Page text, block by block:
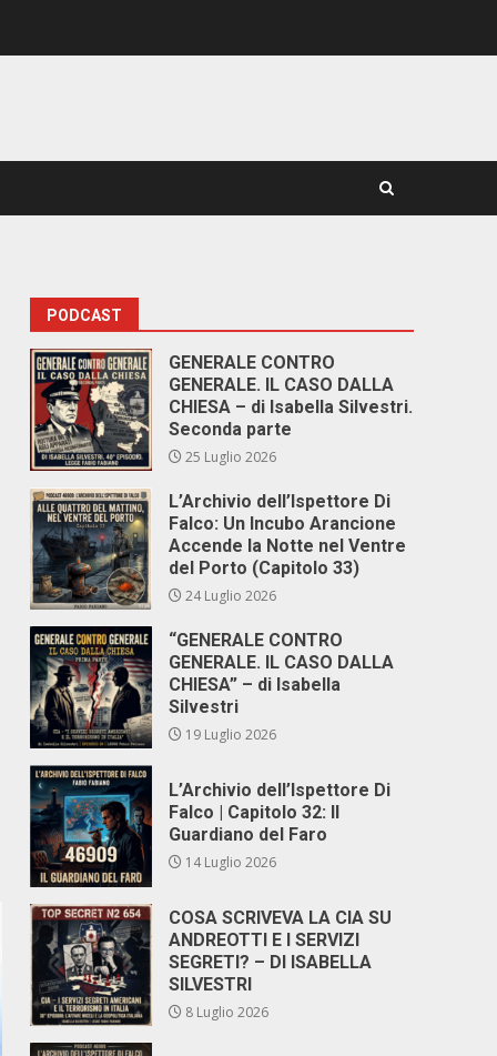
PODCAST
GENERALE CONTRO
GENERALE. IL CASO DALLA
CHIESA – di Isabella Silvestri.
Seconda parte
25 Luglio 2026
L’Archivio dell’Ispettore Di
Falco: Un Incubo Arancione
Accende la Notte nel Ventre
del Porto (Capitolo 33)
24 Luglio 2026
“GENERALE CONTRO
GENERALE. IL CASO DALLA
CHIESA” – di Isabella
Silvestri
19 Luglio 2026
L’Archivio dell’Ispettore Di
Falco | Capitolo 32: Il
Guardiano del Faro
14 Luglio 2026
COSA SCRIVEVA LA CIA SU
ANDREOTTI E I SERVIZI
SEGRETI? – DI ISABELLA
SILVESTRI
8 Luglio 2026